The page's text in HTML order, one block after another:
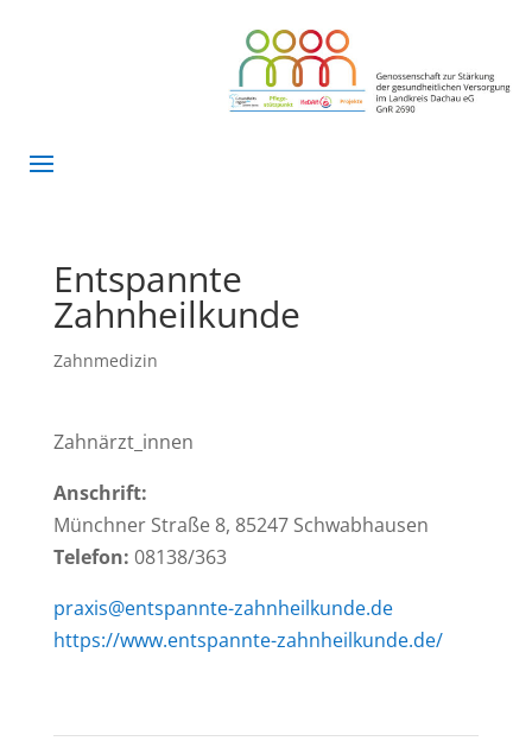
Entspannte
Zahnheilkunde
Zahnmedizin
Zahnärzt_innen
Anschrift:
Münchner Straße 8, 85247 Schwabhausen
Telefon: 08138/363
praxis@entspannte-zahnheilkunde.de
https://www.entspannte-zahnheilkunde.de/